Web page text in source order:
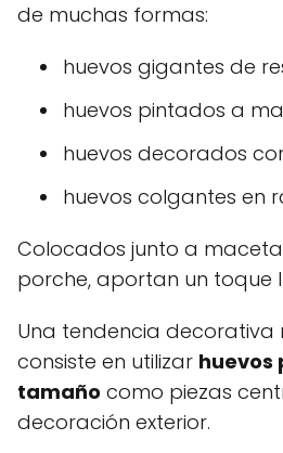
de muchas formas:
huevos gigantes de
huevos pintados a
huevos decorados
huevos colgantes en
Colocados junto a
porche, aportan un toque
Una tendencia
consiste en utilizar huevos
tamaño como piezas
decoración exterior.